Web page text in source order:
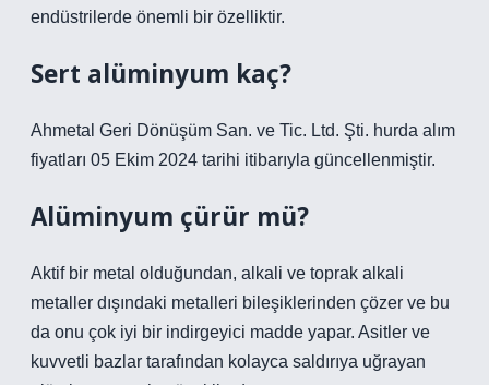
endüstrilerde önemli bir özelliktir.
Sert alüminyum kaç?
Ahmetal Geri Dönüşüm San. ve Tic. Ltd. Şti. hurda alım
fiyatları 05 Ekim 2024 tarihi itibarıyla güncellenmiştir.
Alüminyum çürür mü?
Aktif bir metal olduğundan, alkali ve toprak alkali
metaller dışındaki metalleri bileşiklerinden çözer ve bu
da onu çok iyi bir indirgeyici madde yapar. Asitler ve
kuvvetli bazlar tarafından kolayca saldırıya uğrayan